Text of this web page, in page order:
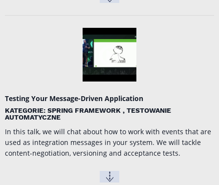
Testing Your Message-Driven Application
KATEGORIE: SPRING FRAMEWORK , TESTOWANIE
AUTOMATYCZNE
In this talk, we will chat about how to work with events that are
used as integration messages in your system. We will tackle
content-negotiation, versioning and acceptance tests.